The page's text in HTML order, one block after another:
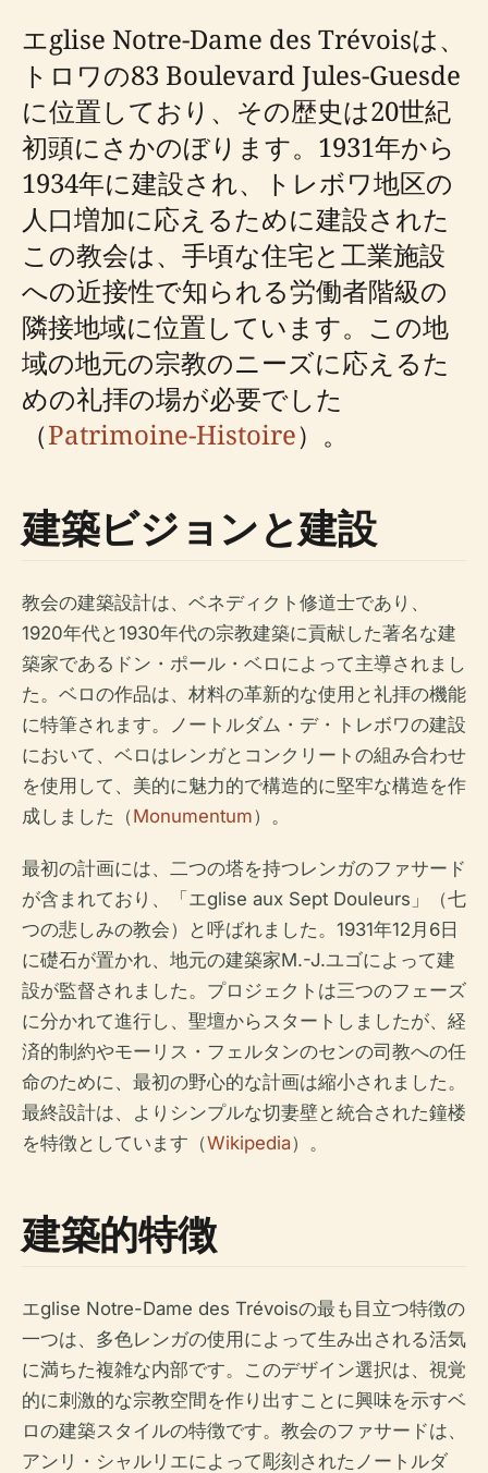
エglise Notre-Dame des Trévoisは、
トロワの83 Boulevard Jules-Guesde
に位置しており、その歴史は20世紀
初頭にさかのぼります。1931年から
1934年に建設され、トレボワ地区の
人口増加に応えるために建設された
この教会は、手頃な住宅と工業施設
への近接性で知られる労働者階級の
隣接地域に位置しています。この地
域の地元の宗教のニーズに応えるた
めの礼拝の場が必要でした
（Patrimoine-Histoire）。
建築ビジョンと建設
教会の建築設計は、ベネディクト修道士であり、
1920年代と1930年代の宗教建築に貢献した著名な建
築家であるドン・ポール・ベロによって主導されまし
た。ベロの作品は、材料の革新的な使用と礼拝の機能
に特筆されます。ノートルダム・デ・トレボワの建設
において、ベロはレンガとコンクリートの組み合わせ
を使用して、美的に魅力的で構造的に堅牢な構造を作
成しました（Monumentum）。
最初の計画には、二つの塔を持つレンガのファサード
が含まれており、「エglise aux Sept Douleurs」（七
つの悲しみの教会）と呼ばれました。1931年12月6日
に礎石が置かれ、地元の建築家M.-J.ユゴによって建
設が監督されました。プロジェクトは三つのフェーズ
に分かれて進行し、聖壇からスタートしましたが、経
済的制約やモーリス・フェルタンのセンの司教への任
命のために、最初の野心的な計画は縮小されました。
最終設計は、よりシンプルな切妻壁と統合された鐘楼
を特徴としています（Wikipedia）。
建築的特徴
エglise Notre-Dame des Trévoisの最も目立つ特徴の
一つは、多色レンガの使用によって生み出される活気
に満ちた複雑な内部です。このデザイン選択は、視覚
的に刺激的な宗教空間を作り出すことに興味を示すベ
ロの建築スタイルの特徴です。教会のファサードは、
アンリ・シャルリエによって彫刻されたノートルダ